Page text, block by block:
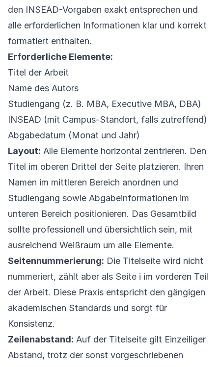
den INSEAD-Vorgaben exakt entsprechen und
alle erforderlichen Informationen klar und korrekt
formatiert enthalten.
Erforderliche Elemente:
Titel der Arbeit
Name des Autors
Studiengang (z. B. MBA, Executive MBA, DBA)
INSEAD (mit Campus-Standort, falls zutreffend)
Abgabedatum (Monat und Jahr)
Layout: Alle Elemente horizontal zentrieren. Den
Titel im oberen Drittel der Seite platzieren. Ihren
Namen im mittleren Bereich anordnen und
Studiengang sowie Abgabeinformationen im
unteren Bereich positionieren. Das Gesamtbild
sollte professionell und übersichtlich sein, mit
ausreichend Weißraum um alle Elemente.
Seitennummerierung: Die Titelseite wird nicht
nummeriert, zählt aber als Seite i im vorderen Teil
der Arbeit. Diese Praxis entspricht den gängigen
akademischen Standards und sorgt für
Konsistenz.
Zeilenabstand: Auf der Titelseite gilt Einzeiliger
Abstand, trotz der sonst vorgeschriebenen